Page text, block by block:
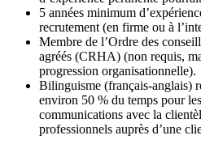
5 années minimum
recrutement (en firme ou à
Membre de l’Ordre des
agréés (CRHA) (non requis,
progression organisationnelle).
Bilinguisme (français-anglais)
environ 50 % du temps pour
communications avec la
professionnels auprès d’une